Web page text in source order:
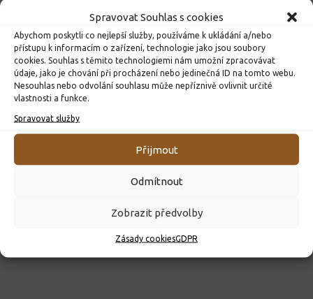
Spravovat Souhlas s cookies
Abychom poskytli co nejlepší služby, používáme k ukládání a/nebo
přístupu k informacím o zařízení, technologie jako jsou soubory
cookies. Souhlas s těmito technologiemi nám umožní zpracovávat
údaje, jako je chování při procházení nebo jedinečná ID na tomto webu.
Nesouhlas nebo odvolání souhlasu může nepříznivě ovlivnit určité
vlastnosti a funkce.
Spravovat služby
Přijmout
Odmítnout
Zobrazit předvolby
Zásady cookiesGDPR
ROZHODNUTÍ O PŘIJETÍ K PŘEDŠKOLNÍMU VZDĚLÁVÁNÍ
PRO ROK 2026
10. 4. 2026